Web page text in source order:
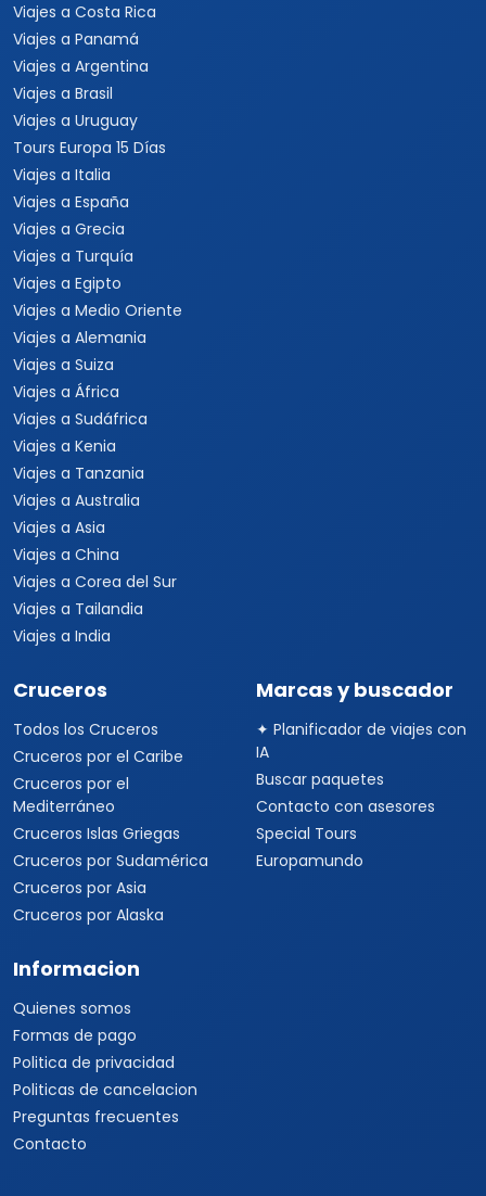
Viajes a Costa Rica
Viajes a Panamá
Viajes a Argentina
Viajes a Brasil
Viajes a Uruguay
Tours Europa 15 Días
Viajes a Italia
Viajes a España
Viajes a Grecia
Viajes a Turquía
Viajes a Egipto
Viajes a Medio Oriente
Viajes a Alemania
Viajes a Suiza
Viajes a África
Viajes a Sudáfrica
Viajes a Kenia
Viajes a Tanzania
Viajes a Australia
Viajes a Asia
Viajes a China
Viajes a Corea del Sur
Viajes a Tailandia
Viajes a India
Cruceros
Todos los Cruceros
Cruceros por el Caribe
Cruceros por el
Mediterráneo
Cruceros Islas Griegas
Cruceros por Sudamérica
Cruceros por Asia
Cruceros por Alaska
Marcas y buscador
✦ Planificador de viajes con
IA
Buscar paquetes
Contacto con asesores
Special Tours
Europamundo
Informacion
Quienes somos
Formas de pago
Politica de privacidad
Politicas de cancelacion
Preguntas frecuentes
Contacto